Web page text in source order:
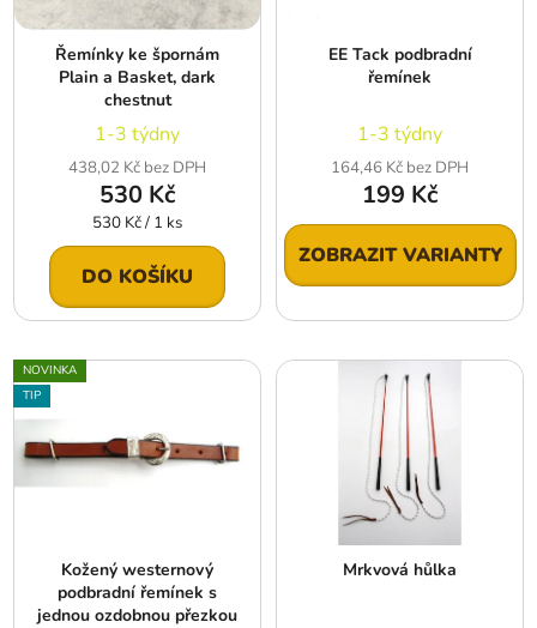
d
r
Řemínky ke špornám
Plain a Basket, dark
chestnut
1-3 týdny
438,02 Kč bez DPH
530 Kč
Měrná
cena:
530 Kč / 1 ks
DO KOŠÍKU
EE Tack podbradní
řemínek
1-3 týdny
164,46 Kč bez DPH
199 Kč
ZOBRAZIT VARIANTY
NOVINKA
TIP
Kožený westernový
podbradní řemínek s
jednou ozdobnou přezkou
Mrkvová hůlka